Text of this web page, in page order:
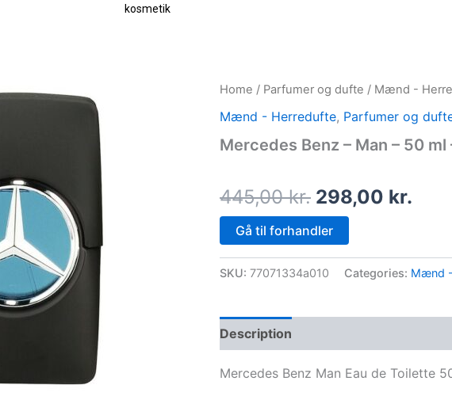
kosmetik
Home / Parfumer og dufte / Mænd -
Mænd - Herredufte, Parfumer og
Mercedes Benz – Man – 50 ml
445,00kr.
Original
price
was:
445,00 kr..
298,00 kr.
is:
Gå til forhandler
SKU: 77071334a010 Categories: Mænd
Description
Mercedes Benz Man Eau de Toilette